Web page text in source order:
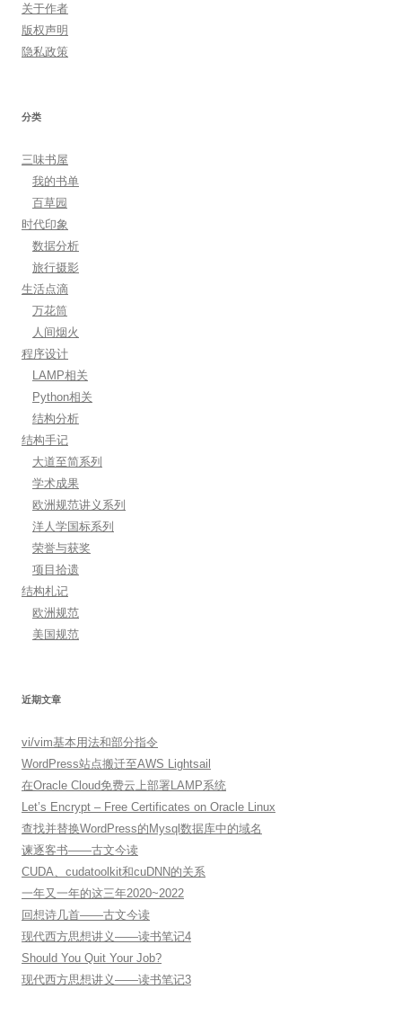
关于作者
版权声明
隐私政策
分类
三味书屋
我的书单
百草园
时代印象
数据分析
旅行摄影
生活点滴
万花筒
人间烟火
程序设计
LAMP相关
Python相关
结构分析
结构手记
大道至简系列
学术成果
欧洲规范讲义系列
洋人学国标系列
荣誉与获奖
项目拾遗
结构札记
欧洲规范
美国规范
近期文章
vi/vim基本用法和部分指令
WordPress站点搬迁至AWS Lightsail
在Oracle Cloud免费云上部署LAMP系统
Let’s Encrypt – Free Certificates on Oracle Linux
查找并替换WordPress的Mysql数据库中的域名
谏逐客书——古文今读
CUDA、cudatoolkit和cuDNN的关系
一年又一年的这三年2020~2022
回想诗几首——古文今读
现代西方思想讲义——读书笔记4
Should You Quit Your Job?
现代西方思想讲义——读书笔记3